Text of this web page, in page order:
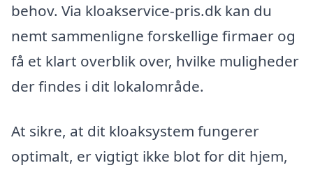
behov. Via kloakservice-pris.dk kan du
nemt sammenligne forskellige firmaer og
få et klart overblik over, hvilke muligheder
der findes i dit lokalområde.
At sikre, at dit kloaksystem fungerer
optimalt, er vigtigt ikke blot for dit hjem,